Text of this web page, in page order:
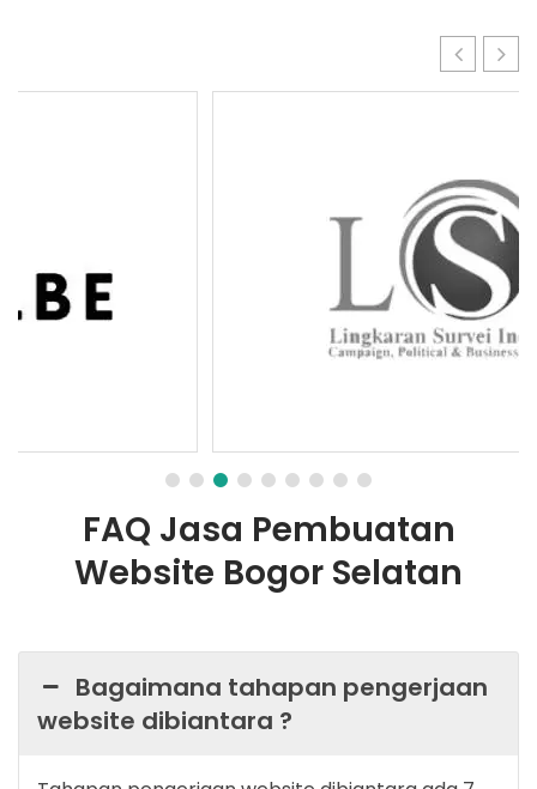
FAQ Jasa Pembuatan
Website Bogor Selatan
Bagaimana tahapan pengerjaan
website dibiantara ?